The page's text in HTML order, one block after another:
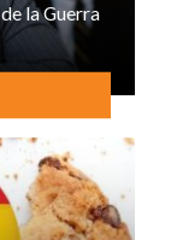
la Guerra